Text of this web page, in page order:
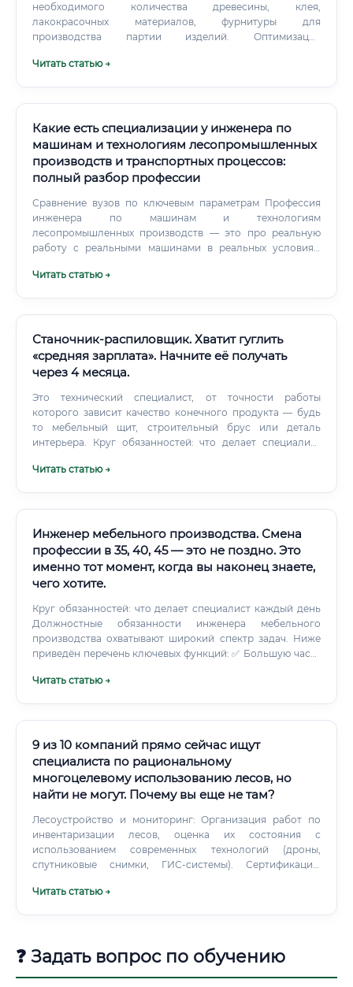
Портфолио выполненных проектов (при наличии) ⚠️
Важно: Допуск СРО необходим для подписания
проектной документации.
необходимого количества древесины, клея,
лакокрасочных материалов, фурнитуры для
производства партии изделий. Оптимизация
продукции, сокращения времени производственного
Читать статью →
Какие есть специализации у инженера по
машинам и технологиям лесопромышленных
производств и транспортных процессов:
полный разбор профессии
Сравнение вузов по ключевым параметрам Профессия
инженера по машинам и технологиям
лесопромышленных производств — это про реальную
работу с реальными машинами в реальных условиях.
перспективы: карьерные, финансовые и географические.
Читать статью →
Станочник-распиловщик. Хватит гуглить
«средняя зарплата». Начните её получать
через 4 месяца.
Это технический специалист, от точности работы
которого зависит качество конечного продукта — будь
то мебельный щит, строительный брус или деталь
интерьера. Круг обязанностей: что делает специалист
станочника-распиловщика закреплены в Едином
Читать статью →
Инженер мебельного производства. Смена
профессии в 35, 40, 45 — это не поздно. Это
именно тот момент, когда вы наконец знаете,
чего хотите.
Круг обязанностей: что делает специалист каждый день
Должностные обязанности инженера мебельного
производства охватывают широкий спектр задач. Ниже
приведён перечень ключевых функций: ✅ Большую часть
производственном цехе и за рабочим столом (или
необходимы для работы 🔧 Профессиональные навыки
инженера мебельного производства можно разделить на
технические и управленческие: 💡 Важно понимать:
большинство этих навыков приобретаются в процессе
обучения и практики.
Читать статью →
9 из 10 компаний прямо сейчас ищут
специалиста по рациональному
многоцелевому использованию лесов, но
найти не могут. Почему вы еще не там?
Лесоустройство и мониторинг: Организация работ по
инвентаризации лесов, оценка их состояния с
использованием современных технологий (дроны,
спутниковые снимки, ГИС-системы). Сертификация:
международных экологических сертификатов (например,
Читать статью →
❓ Задать вопрос по обучению